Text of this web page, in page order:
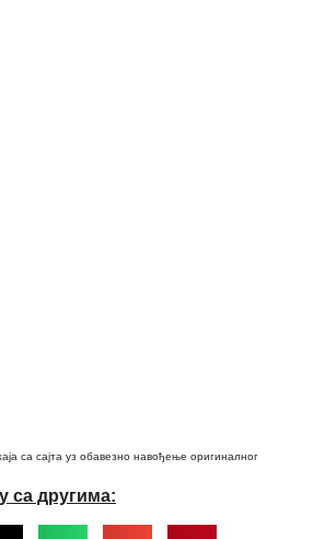
са сајта уз обавезно навођење оригиналног
са другима: